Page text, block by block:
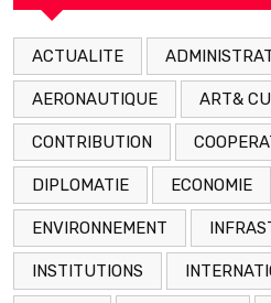
ACTUALITE
AERONAUTIQUE ART&
CONTRIBUTION
DIPLOMATIE ECONOMIE
ENVIRONNEMENT
INSTITUTIONS